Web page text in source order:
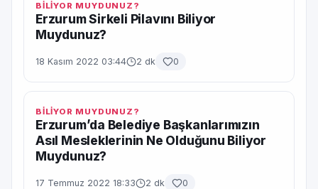
BİLİYOR MUYDUNUZ?
Erzurum Sirkeli Pilavını Biliyor
Muydunuz?
18 Kasım 2022 03:44 2 dk 0
BİLİYOR MUYDUNUZ?
Erzurum’da Belediye Başkanlarımızın
Asıl Mesleklerinin Ne Olduğunu Biliyor
Muydunuz?
17 Temmuz 2022 18:33 2 dk 0